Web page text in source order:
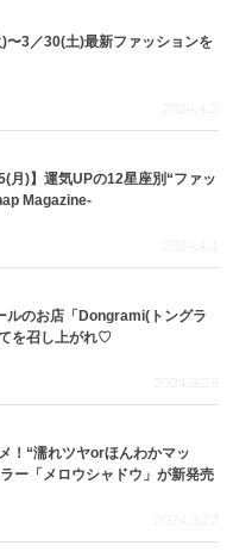
)〜3／30(土)最新ファッションを
2024.4.2
月)】運気UPの12星座別“ファッ
Magazine-
2024.4.1
ルのお店「Dongrami(トングラ
を召し上がれ♡
2024.3.28
！“濡れツヤorほんわかマッ
ー「メロウシャドウ」が新発売
2024.3.27